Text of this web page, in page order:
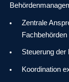
Zentrale
Fachbehörden
Steuerung der
Koordination